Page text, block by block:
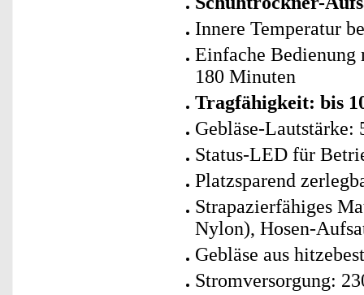
Innere Temperatur
Einfache
180 Minuten
Tragfähigkeit: bis
Gebläse-Lautstärke:
Status-LED für
Platzsparend
Strapazierfähiges
Nylon), Hosen-
Gebläse aus
Stromversorgung: